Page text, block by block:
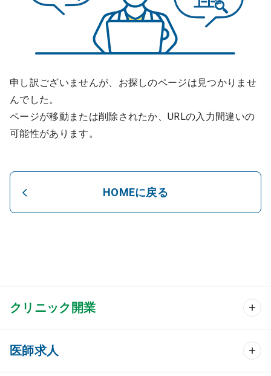
申し訳ございませんが、お探しのページは見つかりませ
んでした。
ページが移動または削除されたか、URLの入力間違いの
可能性があります。
HOMEに戻る
クリニック開業
クリニック開業 TOP
医師求人